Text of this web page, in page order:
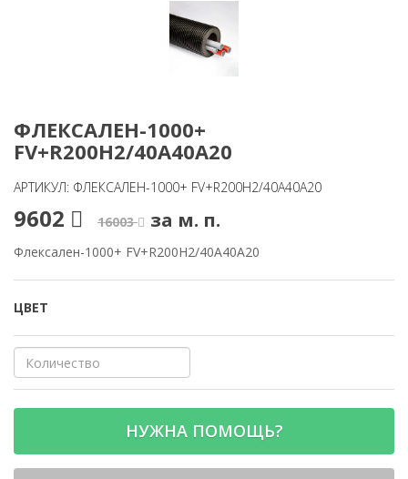
ФЛЕКСАЛЕН-1000+
FV+R200H2/40A40A20
АРТИКУЛ: ФЛЕКСАЛЕН-1000+ FV+R200H2/40A40A20
9602 16003 за м. п.
Флексален-1000+ FV+R200H2/40A40A20
ЦВЕТ
НУЖНА ПОМОЩЬ?